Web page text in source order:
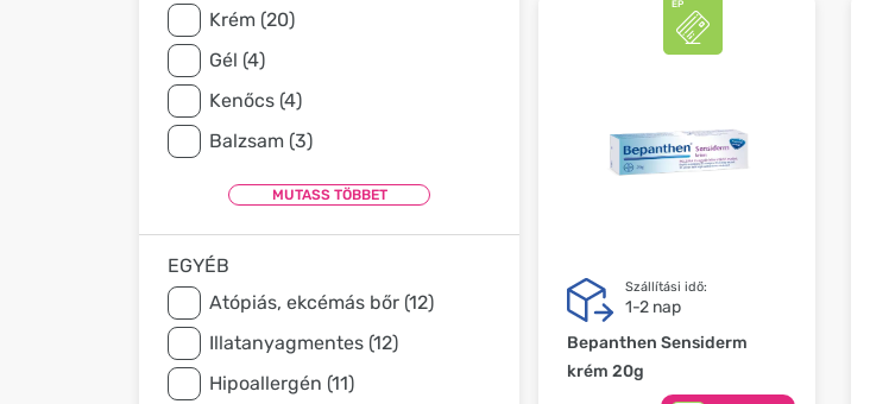
Krém (20)
Gél (4)
Kenőcs (4)
Balzsam (3)
EGYÉB
Atópiás, ekcémás bőr (12)
Illatanyagmentes (12)
Hipoallergén (11)
Szállítási idő:
1-2 nap
Bepanthen Sensiderm
krém 20g